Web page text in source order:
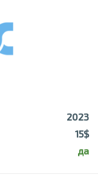
2023
15$
да